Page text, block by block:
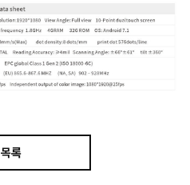
목록